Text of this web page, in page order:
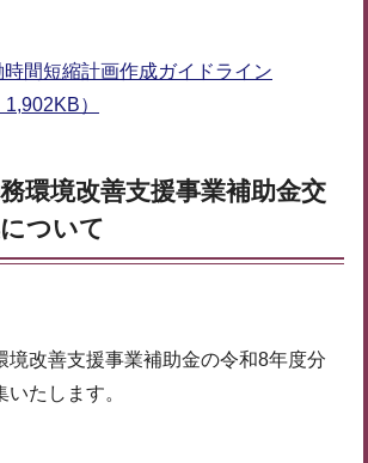
時間短縮計画作成ガイドライン
1,902KB）
環境改善支援事業補助金交
ついて
改善支援事業補助金の令和8年度分
たします。